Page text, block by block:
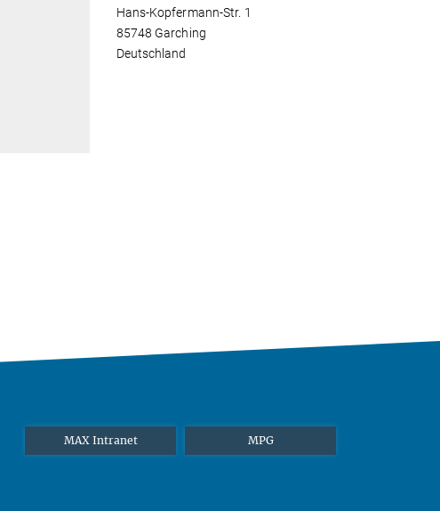
Hans-Kopfermann-Str. 1
85748 Garching
Deutschland
MAX Intranet MPG